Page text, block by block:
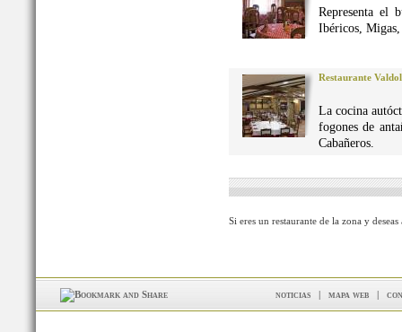
Representa el
Ibéricos, Migas,
Restaurante
La cocina
fogones de
Cabañeros.
Si eres un restaurante de la zona y
noticias | mapa web |